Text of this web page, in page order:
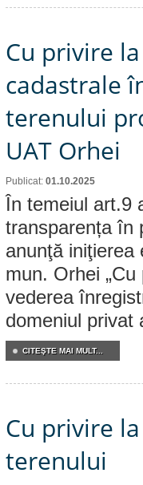
Cu privire
cadastrale
terenului
UAT Orhei
Publicat: 01.10.2025
În temeiul art.9
transparența în
anunţă iniţierea
mun. Orhei
vederea
domeniul privat
CITEŞTE MAI MULT...
Cu privire
terenului